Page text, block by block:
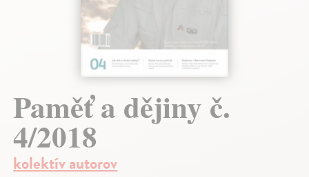
Paměť a dějiny č.
4/2018
kolektív autorov